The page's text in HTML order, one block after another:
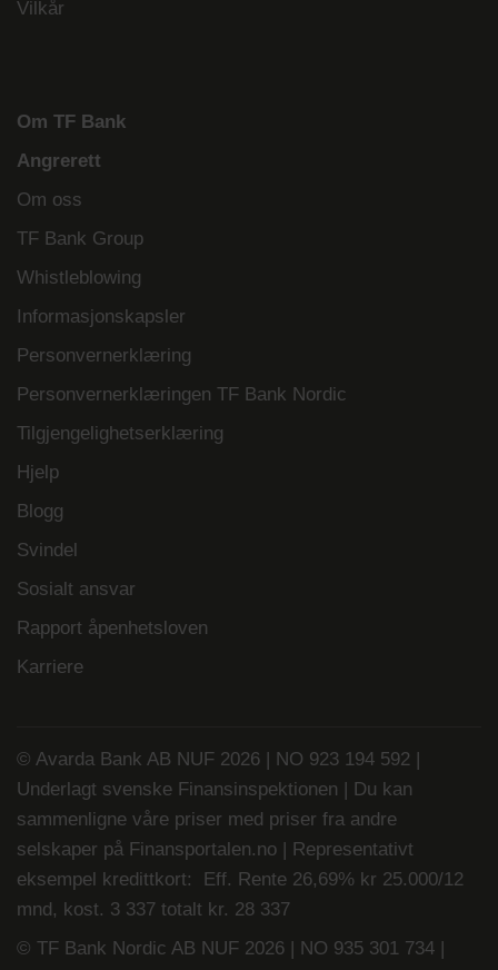
Vilkår
Om TF Bank
Angrerett
Om oss
TF Bank Group
Whistleblowing
Informasjonskapsler
Personvernerklæring
Personvernerklæringen TF Bank Nordic
Tilgjengelighetserklæring
Hjelp
Blogg
Svindel
Sosialt ansvar
Rapport åpenhetsloven
Karriere
© Avarda Bank AB NUF 2026 | NO 923 194 592 |
Underlagt svenske Finansinspektionen | Du kan
sammenligne våre priser med priser fra andre
selskaper på Finansportalen.no | Representativt
eksempel kredittkort: Eff. Rente 26,69% kr 25.000/12
mnd, kost. 3 337 totalt kr. 28 337
© TF Bank Nordic AB NUF 2026 | NO 935 301 734 |